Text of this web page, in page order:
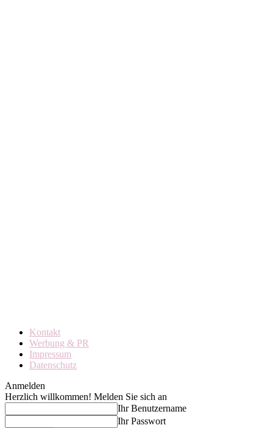
Kontakt
Werbung & PR
Impressum
Datenschutz
Anmelden
Herzlich willkommen! Melden Sie sich an
Ihr Benutzername
Ihr Passwort